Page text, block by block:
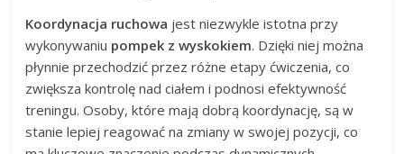
Koordynacja ruchowa jest niezwykle istotna przy
wykonywaniu pompek z wyskokiem. Dzięki niej można
płynnie przechodzić przez różne etapy ćwiczenia, co
zwiększa kontrolę nad ciałem i podnosi efektywność
treningu. Osoby, które mają dobrą koordynację, są w
stanie lepiej reagować na zmiany w swojej pozycji, co